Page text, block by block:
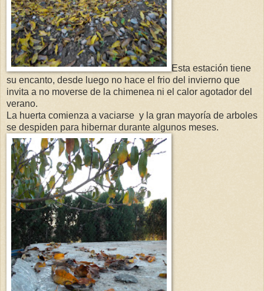
Esta estación tiene
su encanto, desde luego no hace el frio del invierno que
invita a no moverse de la chimenea ni el calor agotador del
verano.
La huerta comienza a vaciarse y la gran mayoría de arboles
se despiden para hibernar durante algunos meses.